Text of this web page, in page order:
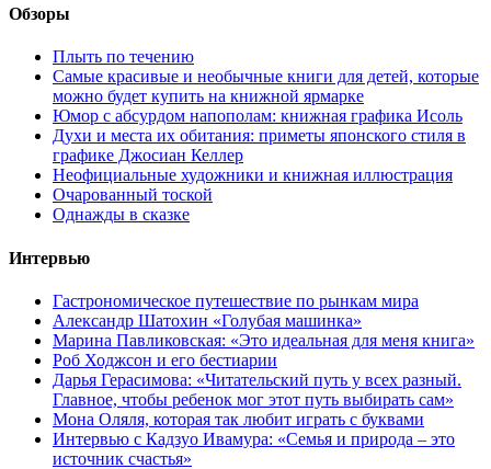
Обзоры
Плыть по течению
Самые красивые и необычные книги для детей, которые
можно будет купить на книжной ярмарке
Юмор с абсурдом напополам: книжная графика Исоль
Духи и места их обитания: приметы японского стиля в
графике Джосиан Келлер
Неофициальные художники и книжная иллюстрация
Очарованный тоской
Однажды в сказке
Интервью
Гастрономическое путешествие по рынкам мира
Александр Шатохин «Голубая машинка»
Марина Павликовская: «Это идеальная для меня книга»
Роб Ходжсон и его бестиарии
Дарья Герасимова: «Читательский путь у всех разный.
Главное, чтобы ребенок мог этот путь выбирать сам»
Мона Оляля, которая так любит играть с буквами
Интервью с Кадзуо Ивамура: «Семья и природа – это
источник счастья»